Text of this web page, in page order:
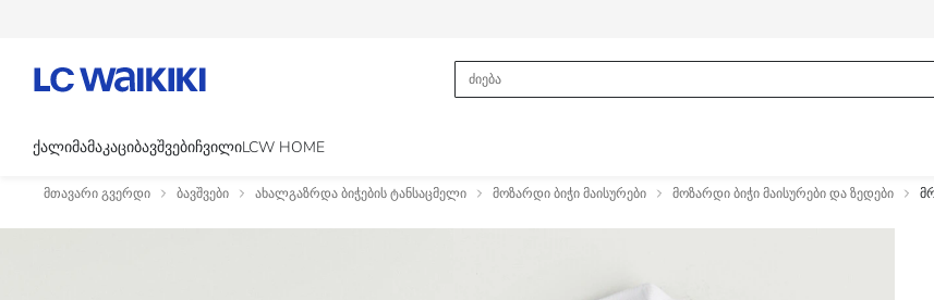
ᲥᲐᲚᲘᲛᲐᲛᲐᲙᲐᲪᲘᲑᲐᲕᲨᲕᲔᲑᲘᲩᲕᲘᲚᲘLCW HOME
მთავარი გვერდი ბავშვები ახალგაზრდა ბიჭების ტანსაცმელი მოზარდი ბიჭი მაისურები მოზარდი ბიჭი მაისურები და ზედები